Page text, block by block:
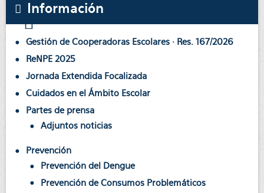
Información
Gestión de Cooperadoras Escolares · Res. 167/2026
ReNPE 2025
Jornada Extendida Focalizada
Cuidados en el Ámbito Escolar
Partes de prensa
Adjuntos noticias
Prevención
Prevención del Dengue
Prevención de Consumos Problemáticos